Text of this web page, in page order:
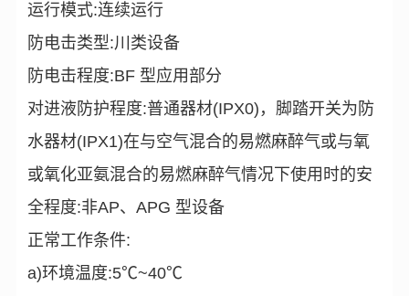
运行模式:连续运行
防电击类型:川类设备
防电击程度:BF 型应用部分
对进液防护程度:普通器材(IPX0)，脚踏开关为防
水器材(IPX1)在与空气混合的易燃麻醉气或与氧
或氧化亚氨混合的易燃麻醉气情况下使用时的安
全程度:非AP、APG 型设备
正常工作条件:
a)环境温度:5℃~40℃